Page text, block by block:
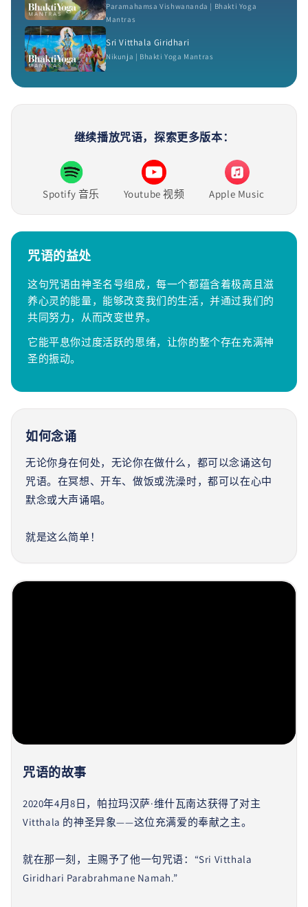
Paramahamsa Vishwananda | Bhakti Yoga
Mantras
Sri Vitthala Giridhari
Nikunja | Bhakti Yoga Mantras
继续播放咒语，探索更多版本：
Spotify 音乐 Youtube 视频 Apple Music
咒语的益处
这句咒语由神圣名号组成，每一个都蕴含着极高且滋
养心灵的能量，能够改变我们的生活，并通过我们的
共同努力，从而改变世界。
它能平息你过度活跃的思绪，让你的整个存在充满神
圣的振动。
如何念诵
无论你身在何处，无论你在做什么，都可以念诵这句
咒语。在冥想、开车、做饭或洗澡时，都可以在心中
默念或大声诵唱。
就是这么简单！
咒语的故事
2020年4月8日，帕拉玛汉萨·维什瓦南达获得了对主
Vitthala 的神圣异象——这位充满爱的奉献之主。
就在那一刻，主赐予了他一句咒语：“Sri Vitthala
Giridhari Parabrahmane Namah.”